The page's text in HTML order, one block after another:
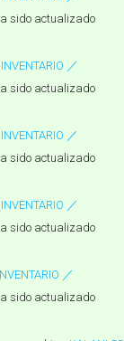
sido actualizado
／
sido actualizado
／
sido actualizado
／
sido actualizado
／
sido actualizado